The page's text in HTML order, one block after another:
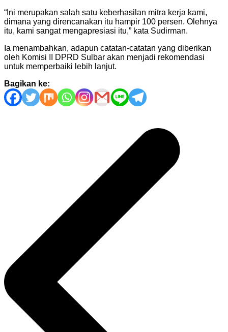
“Ini merupakan salah satu keberhasilan mitra kerja kami,
dimana yang direncanakan itu hampir 100 persen. Olehnya
itu, kami sangat mengapresiasi itu,” kata Sudirman.
Ia menambahkan, adapun catatan-catatan yang diberikan
oleh Komisi II DPRD Sulbar akan menjadi rekomendasi
untuk memperbaiki lebih lanjut.
Bagikan ke: